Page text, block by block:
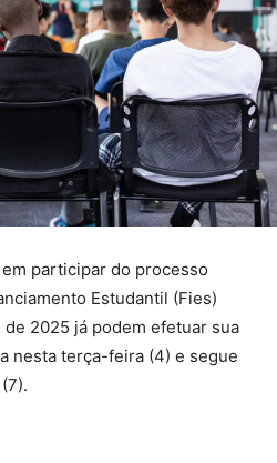
participar do processo
Estudantil (Fies)
2025 já podem efetuar sua
nesta terça-feira (4) e segue